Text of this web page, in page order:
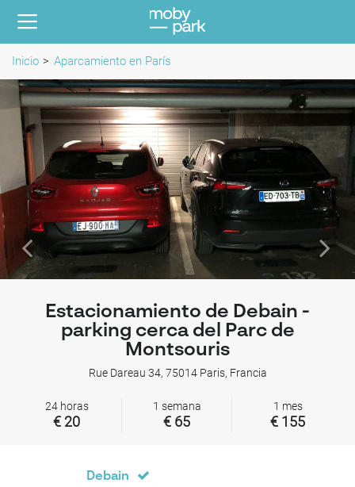
Inicio Aparcamiento en París
Estacionamiento de Debain -
parking cerca del Parc de
Montsouris
Rue Dareau 34, 75014 Paris, Francia
24 horas
€ 20
1 semana
€ 65
1 mes
€ 155
Debain